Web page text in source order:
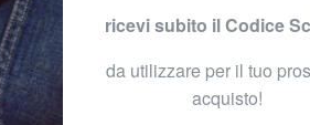
ALVIERO
CLASSE
GEO CLASSIC
ricevi subito il Codice
da utilizzare per il tuo
acquisto!